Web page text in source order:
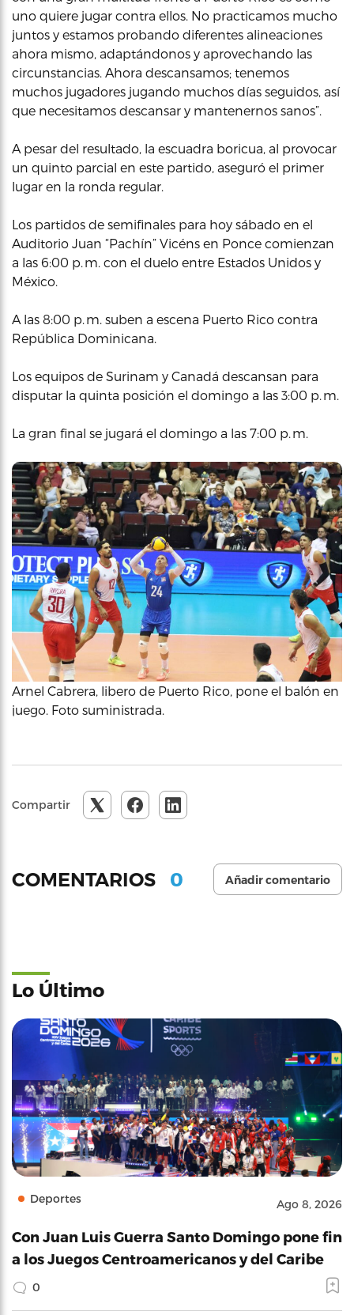
uno quiere jugar contra ellos. No practicamos mucho
juntos y estamos probando diferentes alineaciones
ahora mismo, adaptándonos y aprovechando las
circunstancias. Ahora descansamos; tenemos
muchos jugadores jugando muchos días seguidos, así
que necesitamos descansar y mantenernos sanos”.
A pesar del resultado, la escuadra boricua, al provocar
un quinto parcial en este partido, aseguró el primer
lugar en la ronda regular.
Los partidos de semifinales para hoy sábado en el
Auditorio Juan “Pachín” Vicéns en Ponce comienzan
a las 6:00 p. m. con el duelo entre Estados Unidos y
México.
A las 8:00 p. m. suben a escena Puerto Rico contra
República Dominicana.
Los equipos de Surinam y Canadá descansan para
disputar la quinta posición el domingo a las 3:00 p. m.
La gran final se jugará el domingo a las 7:00 p. m.
Arnel Cabrera, libero de Puerto Rico, pone el balón en
juego. Foto suministrada.
Compartir
COMENTARIOS 0 Añadir comentario
Lo Último
Deportes Ago 8, 2026
Con Juan Luis Guerra Santo Domingo pone fin
a los Juegos Centroamericanos y del Caribe
0